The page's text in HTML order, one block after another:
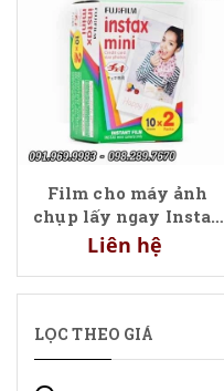
Film cho máy ảnh
chụp lấy ngay Instax
hộp 20 tấm hình dọc
Liên hệ
LỌC THEO GIÁ